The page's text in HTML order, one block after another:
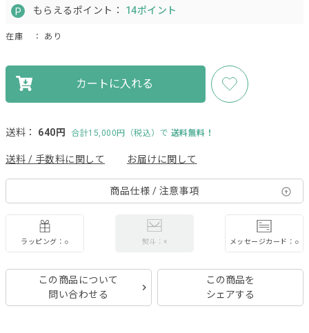
もらえるポイント： 14ポイント
在庫 ： あり
カートに入れる
送料： 640円 合計15,000円（税込）で 送料無料！
送料 / 手数料に関して お届けに関して
商品仕様 / 注意事項
ラッピング：○ 熨斗：× メッセージカード：○
この商品について
問い合わせる
この商品を
シェアする